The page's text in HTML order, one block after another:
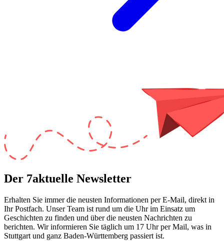
Der 7aktuelle Newsletter
Erhalten Sie immer die neusten Informationen per E-Mail, direkt in
Ihr Postfach. Unser Team ist rund um die Uhrim Einsatz um
Geschichten zu finden und über die neusten Nachrichten zu
berichten. Wir informieren Sie täglich um 17 Uhrper Mail, was in
Stuttgart und ganz Baden-Württemberg passiert ist.